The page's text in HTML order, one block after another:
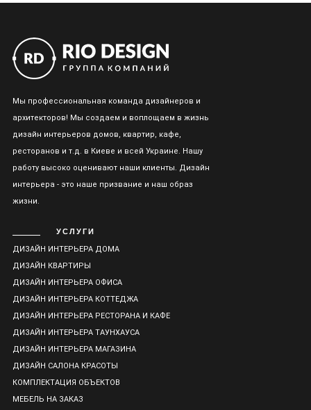
Мы профессиональная команда дизайнеров и
архитекторов! Мы создаем и воплощаем в жизнь
дизайн интерьеров домов, квартир, кафе,
ресторанов и т.д. в Киеве и всей Украине. Нашу
работу высоко оценивают наши клиенты. Дизайн
интерьера - это наше призвание и наш образ
жизни.
УСЛУГИ
ДИЗАЙН ИНТЕРЬЕРА ДОМА
ДИЗАЙН КВАРТИРЫ
ДИЗАЙН ИНТЕРЬЕРА ОФИСА
ДИЗАЙН ИНТЕРЬЕРА КОТТЕДЖА
ДИЗАЙН ИНТЕРЬЕРА РЕСТОРАНА И КАФЕ
ДИЗАЙН ИНТЕРЬЕРА ТАУНХАУСА
ДИЗАЙН ИНТЕРЬЕРА МАГАЗИНА
ДИЗАЙН САЛОНА КРАСОТЫ
КОМПЛЕКТАЦИЯ ОБЪЕКТОВ
МЕБЕЛЬ НА ЗАКАЗ